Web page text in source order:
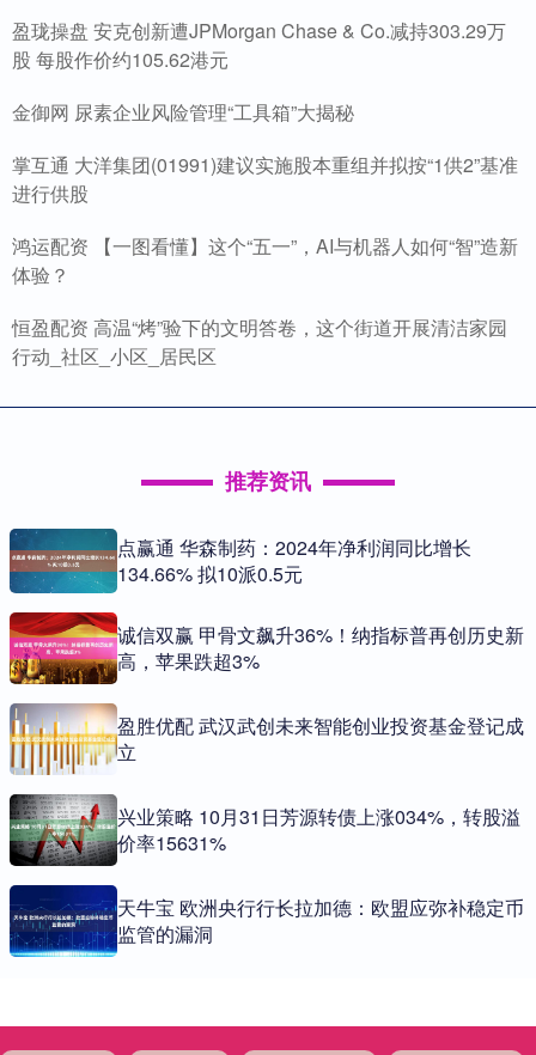
盈珑操盘 安克创新遭JPMorgan Chase & Co.减持303.29万
股 每股作价约105.62港元
金御网 尿素企业风险管理“工具箱”大揭秘
掌互通 大洋集团(01991)建议实施股本重组并拟按“1供2”基准
进行供股
鸿运配资 【一图看懂】这个“五一”，AI与机器人如何“智”造新
体验？
恒盈配资 高温“烤”验下的文明答卷，这个街道开展清洁家园
行动_社区_小区_居民区
推荐资讯
点赢通 华森制药：2024年净利润同比增长
134.66% 拟10派0.5元
诚信双赢 甲骨文飙升36%！纳指标普再创历史新
高，苹果跌超3%
盈胜优配 武汉武创未来智能创业投资基金登记成
立
兴业策略 10月31日芳源转债上涨034%，转股溢
价率15631%
天牛宝 欧洲央行行长拉加德：欧盟应弥补稳定币
监管的漏洞